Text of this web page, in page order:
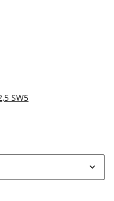
SW5